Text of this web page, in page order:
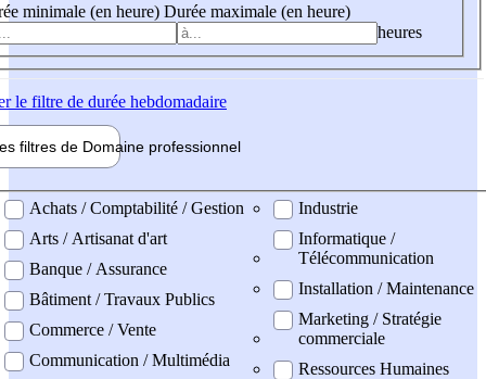
minimale (en heure) Durée maximale (en heure)
heures
le filtre de durée hebdomadaire
filtres de Domaine professionnel
professionel
Achats / Comptabilité / Gestion
Arts / Artisanat d'art
Banque / Assurance
Bâtiment / Travaux Publics
Commerce / Vente
Communication / Multimédia
Industrie
Informatique /
Télécommunication
Installation / Maintenance
Marketing / Stratégie
commerciale
Ressources Humaines